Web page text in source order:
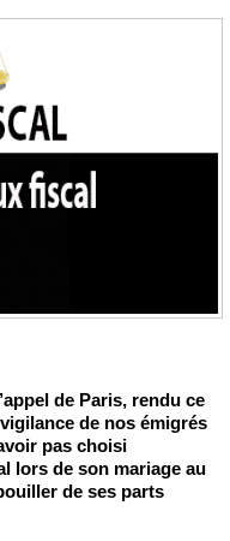
de Paris, rendu ce
de nos émigrés
pas choisi
lors de son mariage au
de ses parts